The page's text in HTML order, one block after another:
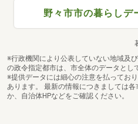
野々市市の暮らしデ
※行政機関により公表していない地域及
の政令指定都市は、市全体のデータとし
※提供データには細心の注意を払ってお
あります。 最新の情報につきましては
か、自治体HPなどをご確認ください。